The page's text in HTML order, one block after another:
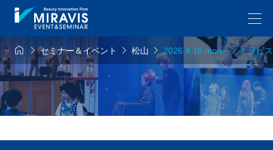
 セミナー＆イベント  松山 2026.4.16 mon～／ミラビ